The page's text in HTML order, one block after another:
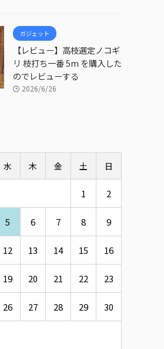
ガジェット
【レビュー】高枝選定ノコギ
リ 枝打ち一番 5m を購入した
のでレビューする
2026/6/26
水 木 金 土 日
1 2
5 6 7 8 9
12 13 14 15 16
19 20 21 22 23
26 27 28 29 30